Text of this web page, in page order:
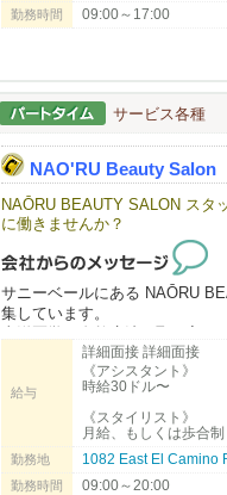
勤務時間 09:00～17:00
サービス各種
NAO'RU Beauty Salon
NAŌRU BEAUTY SALON スタ
に働きませんか？
サニーベールにある NAŌRU
集しています。
大切にしています。
・スタイリスト
・アシスタント
・ボディマッサージセラピスト
給与
詳細面接 詳細面接
《アシスタント》
時給30ドル〜
《スタイリスト》
月給、もしくは歩合制
勤務地 1082 East El Camino
勤務時間 09:00～20:00